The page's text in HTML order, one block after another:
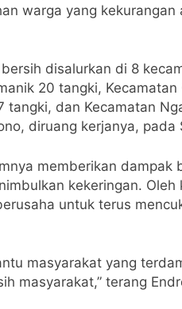
warga yang
disalurkan di 8
20 tangki, Kecamatan
dan Kecamatan
diruang kerjanya, pada
memberikan dampak
kekeringan. Oleh
untuk terus
masyarakat yang
masyarakat,” terang